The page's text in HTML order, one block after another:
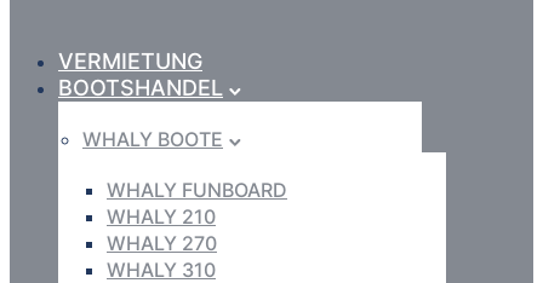
VERMIETUNG
BOOTSHANDEL
WHALY BOOTE
WHALY FUNBOARD
WHALY 210
WHALY 270
WHALY 310